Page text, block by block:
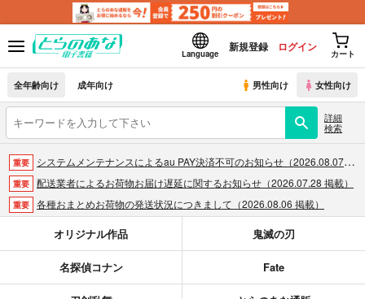
Language
新規登録 ログイン
カート
全年齢向け 成年向け 男性向け 女性向け
詳細
検索
重要 システムメンテナンスによるau PAY決済不可のお知らせ（2026.08.07 掲載）
重要 配送業者によるお荷物お届け遅延に関するお知らせ（2026.07.28 掲載）
重要 各種おまとめお荷物の発送状況につきまして（2026.08.06 掲載）
おまとめサイクル「定期便(月2)」一般会員様の利用再開のお知らせ（2026.02.05 掲載）
重要 「とらのあな×駿河屋日本橋乙女同人誌館」通販店頭受取サービス開始のお知らせ（2026.01.05 更新｜2025.12.30 掲載）
オリジナル作品 鬼滅の刃
名探偵コナン Fate